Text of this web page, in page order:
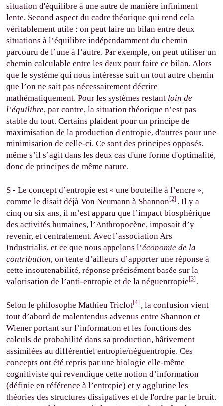
situation d'équilibre à une autre de manière infiniment
lente. Second aspect du cadre théorique qui rend cela
véritablement utile : on peut faire un bilan entre deux
situations à l’équilibre indépendamment du chemin
parcouru de l’une à l’autre. Par exemple, on peut utiliser un
chemin calculable entre les deux pour faire ce bilan. Alors
que le système qui nous intéresse suit un tout autre chemin
que l’on ne sait pas nécessairement décrire
mathématiquement. Pour les systèmes restant loin de
l’équilibre, par contre, la situation théorique n’est pas
stable du tout. Certains plaident pour un principe de
maximisation de la production d'entropie, d'autres pour une
minimisation de celle-ci. Ce sont des principes opposés,
même s’il s’agit dans les deux cas d'une forme d'optimalité,
donc de principes de même nature.
S - Le concept d’entropie est « une bouteille à l’encre »,
comme le disait déjà Von Neumann à Shannon[2] . Il y a
cinq ou six ans, il m’est apparu que l’impact biosphérique
des activités humaines, l’Anthropocène, imposait d’y
revenir, et centralement. Avec l’association Ars
Industrialis, et ce que nous appelons l’économie de la
contribution, on tente d’ailleurs d’apporter une réponse à
cette insoutenabilité, réponse précisément basée sur la
valorisation de l’anti-entropie et de la néguentropie[3] .
Selon le philosophe Mathieu Triclot[4] , la confusion vient
tout d’abord de malentendus advenus entre Shannon et
Wiener portant sur l’information et les fonctions des
calculs de probabilité dans sa production, hâtivement
assimilées au différentiel entropie/néguentropie. Ces
concepts ont été repris par une biologie elle-même
cognitiviste qui revendique cette notion d’information
(définie en référence à l’entropie) et y agglutine les
théories des structures dissipatives et de l'ordre par le bruit.